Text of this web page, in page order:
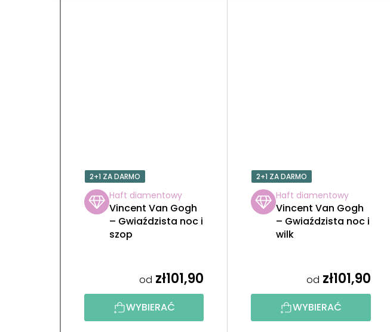
2+1 ZA DARMO
Haft diamentowy
Vincent Van Gogh
– Gwiaździsta noc i
szop
od zł101,90
WYBIERAĆ
2+1 ZA DARMO
Haft diamentowy
Vincent Van Gogh
– Gwiaździsta noc i
wilk
od zł101,90
WYBIERAĆ